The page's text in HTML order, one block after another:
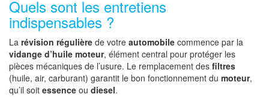
Quels sont les entretiens
indispensables ?
La révision régulière de votre automobile commence par la
vidange d’huile moteur, élément central pour protéger les
pièces mécaniques de l’usure. Le remplacement des filtres
(huile, air, carburant) garantit le bon fonctionnement du moteur,
qu’il soit essence ou diesel.